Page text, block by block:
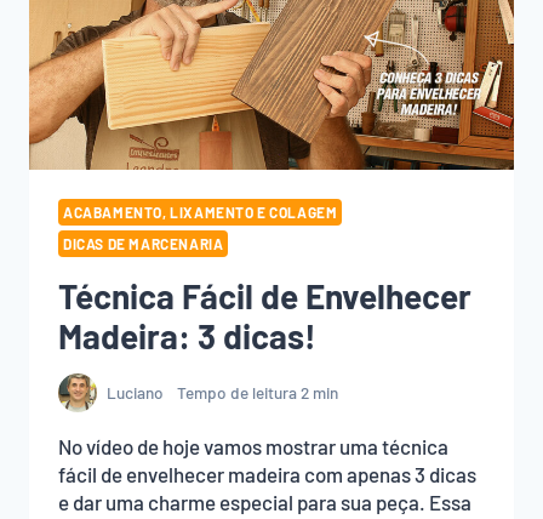
ACABAMENTO, LIXAMENTO E COLAGEM
DICAS DE MARCENARIA
Técnica Fácil de Envelhecer
Madeira: 3 dicas!
Luciano Tempo de leitura2 min
No vídeo de hoje vamos mostrar uma técnica
fácil de envelhecer madeira com apenas 3 dicas
e dar uma charme especial para sua peça. Essa